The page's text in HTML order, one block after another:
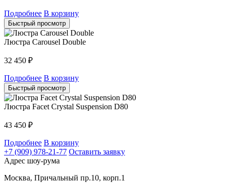
Подробнее В корзину
Быстрый просмотр
Люстра Carousel Double
32 450 ₽
Подробнее В корзину
Быстрый просмотр
Люстра Facet Crystal Suspension D80
43 450 ₽
Подробнее В корзину
+7 (909) 978-21-77 Оставить заявку
Адрес шоу-рума
Москва, Причальный пр.10, корп.1